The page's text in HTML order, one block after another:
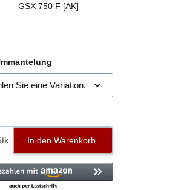
GSX 750 F [AK]
Sie eine Variation.
In den Warenkorb